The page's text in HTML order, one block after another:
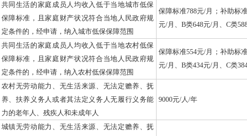
共同生活的家庭成员人均收入低于当地城市低保
保障标准，且家庭财产状况符合当地人民政府规
定条件的，经申请，纳入城市低保保障范围
保障标准788元/ 月；补助标
元/月、 B类648元/月、 C类
共同生活的家庭成员人均收入低于当地农村低保
保障标准，且家庭财产状况符合当地人民政府规
定条件的，经申请，纳入农村低保保障范围
保障标准554元/ 月；补助标
元/月、 B类434元/月、 C类
农村无劳动能力、无生活来源、无法定赡养、抚
养、扶养义务人或者其法定义务人无履行义务能
力的老年人、残疾人和未成年人
9000元/人 /年
城镇无劳动能力、无生活来源、无法定赡养、抚